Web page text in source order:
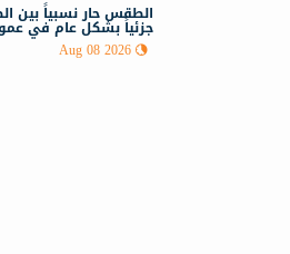
الطقس حار نسبياً بين
جزئياً بشكل عام في
Aug 08 2026